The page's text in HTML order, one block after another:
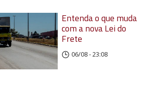
Entenda o que muda
com a nova Lei do
Frete
06/08 - 23:08